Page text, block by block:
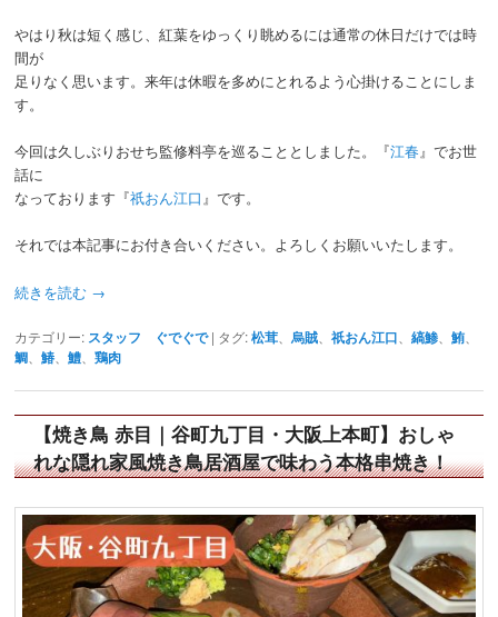
やはり秋は短く感じ、紅葉をゆっくり眺めるには通常の休日だけでは時
間が
足りなく思います。来年は休暇を多めにとれるよう心掛けることにしま
す。
今回は久しぶりおせち監修料亭を巡ることとしました。『江春』でお世
話に
なっております『祇おん江口』です。
それでは本記事にお付き合いください。よろしくお願いいたします。
続きを読む →
カテゴリー: スタッフ ぐでぐで | タグ: 松茸 、烏賊 、祇おん江口 、縞鯵 、鮪
鯛 、鰆、鱧 、鶏肉
【焼き鳥 赤目｜谷町九丁目・大阪上本町】おしゃ
れな隠れ家風焼き鳥居酒屋で味わう本格串焼き！